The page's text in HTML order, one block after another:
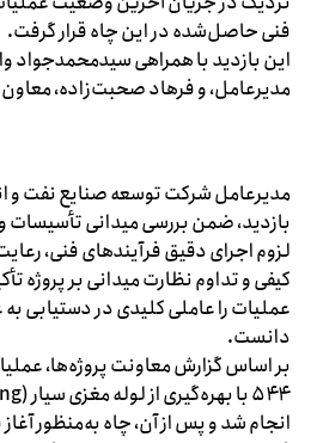
فنی حاصل‌شده در این چاه قرار گرفت.
این بازدید با همراهی سیدمحمدجواد
مدیرعامل، و فرهاد صحبت‌زاده، معاون
مدیرعامل شرکت توسعه صنایع نفت و
بازدید، ضمن بررسی میدانی تأسیسات
لزوم اجرای دقیق فرآیندهای فنی،
کیفی و تداوم نظارت میدانی بر پروژه
عملیات را عاملی کلیدی در دستیابی به
دانست.
بر اساس گزارش معاونت پروژه‌ها،
انجام شد و پس از آن، چاه به‌منظور آغاز